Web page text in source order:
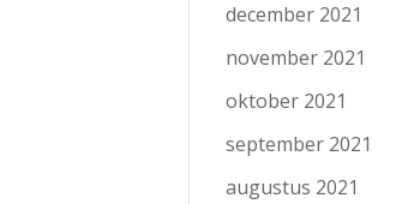
december 2021
november 2021
oktober 2021
september 2021
augustus 2021